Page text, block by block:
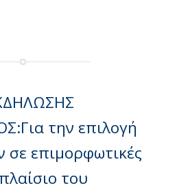
την επιλογή
σε επιμορφωτικές
του